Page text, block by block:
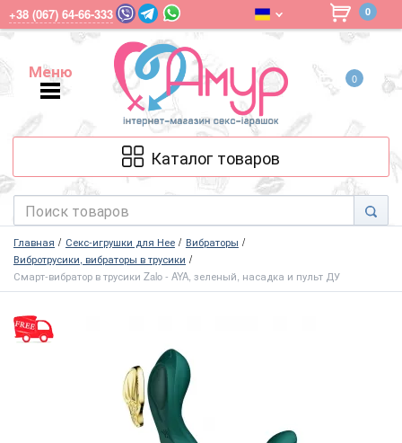
+38 (067) 64-66-333 0
Меню
Меню
0
Каталог товаров
Главная Секс-игрушки для Нее
Вибраторы
Вибротрусики, вибраторы в трусики
Смарт-вибратор в трусики Zalo - AYA, зеленый, насадка и пульт ДУ